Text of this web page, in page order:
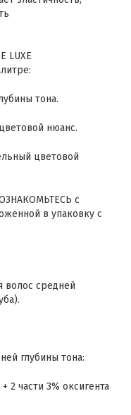
LUXE
тона.
нюанс.
цветовой
с
в упаковку с
волос средней
глубины тона:
2 части 3% оксигента